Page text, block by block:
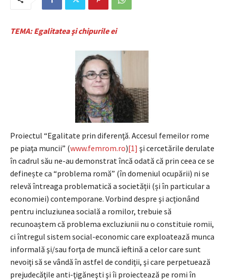
TEMA: Egalitatea şi chipurile ei
Proiectul “Egalitate prin diferenţă. Accesul femeilor rome
pe piaţa muncii” (www.femrom.ro)[1] şi cercetările derulate
în cadrul său ne-au demonstrat încă odată că prin ceea ce se
definește ca “problema romă” (în domeniul ocupării) ni se
relevă întreaga problematică a societății (și în particular a
economiei) contemporane. Vorbind despre şi acţionând
pentru incluziunea socială a romilor, trebuie să
recunoaștem că problema excluziunii nu o constituie romii,
ci întregul sistem social-economic care exploatează munca
informală şi/sau forţa de muncă ieftină a celor care sunt
nevoiţi să se vândă în astfel de condiţii, şi care perpetuează
prejudecăţile anti-ţigăneşti şi îi proiectează pe romi în